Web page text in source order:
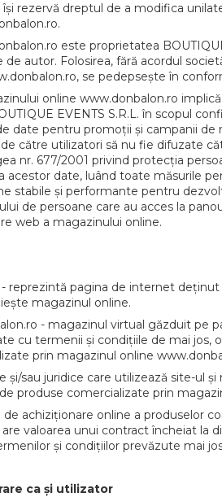
își rezervă dreptul de a modifica
este proprietatea
autor. Folosirea, fără acordul
se pedepsește în
online www.donbalon.ro
EVENTS S.R.L. în scopul
date pentru promoții și campanii de
către utilizatori să nu fie difuzate
nr. 677/2001 privind protecția
acestor date, luând toate măsurile
stabile și performante pentru
de persoane care au acces la
web a magazinului online.
reprezintă pagina de internet
magazinul online.
- magazinul virtual găzduit pe
cu termenii și condițiile de mai jos,
prin magazinul online
și/sau juridice care utilizează site-ul
produse comercializate prin
achiziționare online a produselor
valoarea unui contract încheiat la
și condițiilor prevăzute mai
ca și utilizator